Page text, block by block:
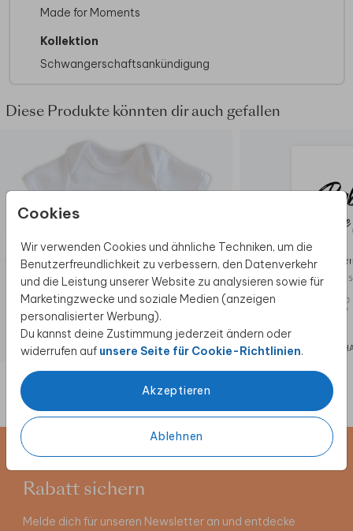
Cookies
Wir verwenden Cookies und ähnliche Techniken, um die
Benutzerfreundlichkeit zu verbessern, den Datenverkehr
und die Leistung unserer Website zu analysieren sowie für
Marketingzwecke und soziale Medien (anzeigen
personalisierter Werbung).
Du kannst deine Zustimmung jederzeit ändern oder
widerrufen auf unsere Seite für Cookie-Richtlinien.
Akzeptieren
Ablehnen
Bedruckbar mit:
Made for Moments
Kollektion
Schwangerschaftsankündigung
Diese Produkte könnten dir auch gefallen
BABY BODY
Newsletter abonnieren und 5 €
Rabatt sichern
Melde dich für unseren Newsletter an und entdecke